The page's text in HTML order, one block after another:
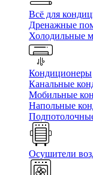
Всё для
Дренажные
Холодильные
Кондиционеры
Канальные
Мобильные
Напольные
Осушители